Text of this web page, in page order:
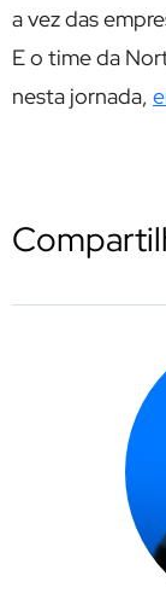
a vez das
E o time da
nesta jornada,